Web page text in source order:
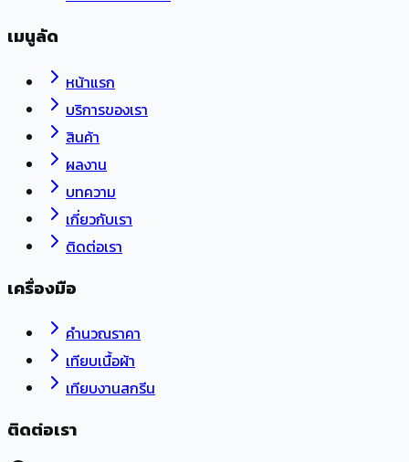
เมนูลัด
หน้าแรก
บริการของเรา
สินค้า
ผลงาน
บทความ
เกี่ยวกับเรา
ติดต่อเรา
เครื่องมือ
คำนวณราคา
เทียบเนื้อผ้า
เทียบงานสกรีน
ติดต่อเรา